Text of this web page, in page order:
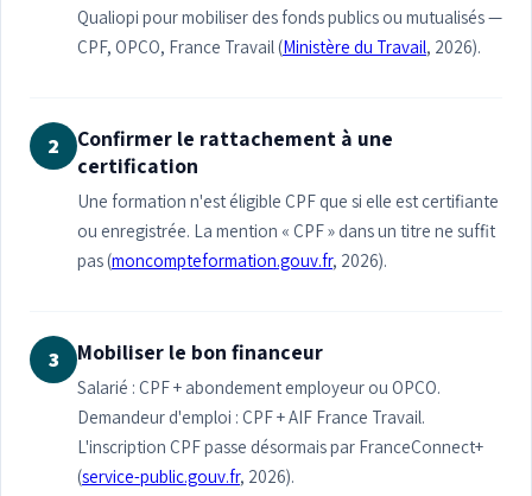
Qualiopi pour mobiliser des fonds publics ou mutualisés —
CPF, OPCO, France Travail (Ministère du Travail, 2026).
2
Confirmer le rattachement à une
certification
Une formation n'est éligible CPF que si elle est certifiante
ou enregistrée. La mention « CPF » dans un titre ne suffit
pas (moncompteformation.gouv.fr, 2026).
3 Mobiliser le bon financeur
Salarié : CPF + abondement employeur ou OPCO.
Demandeur d'emploi : CPF + AIF France Travail.
L'inscription CPF passe désormais par FranceConnect+
(service-public.gouv.fr, 2026).